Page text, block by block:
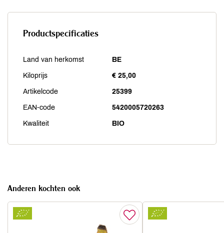
Productspecificaties
Land van herkomst BE
Kiloprijs € 25,00
Artikelcode 25399
EAN-code 5420005720263
Kwaliteit BIO
Anderen kochten ook